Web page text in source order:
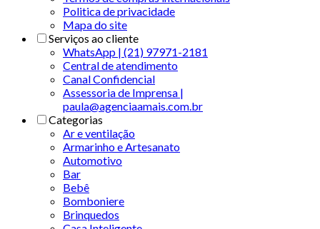
Politica de privacidade
Mapa do site
Serviços ao cliente
WhatsApp | (21) 97971-2181
Central de atendimento
Canal Confidencial
Assessoria de Imprensa |
paula@agenciaamais.com.br
Categorias
Ar e ventilação
Armarinho e Artesanato
Automotivo
Bar
Bebê
Bomboniere
Brinquedos